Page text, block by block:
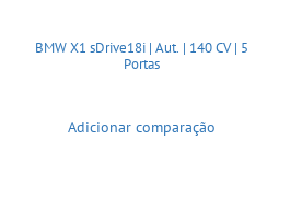
BMW X1 sDrive18i | Aut. | 140 CV | 5
Portas
Adicionar comparação